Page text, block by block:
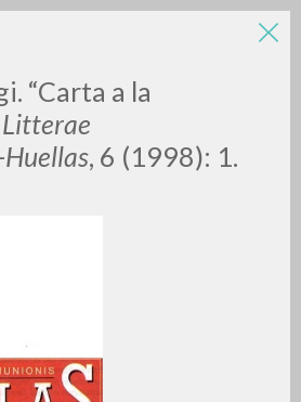
“Carta a la
Litterae
, 6 (1998): 1.
LUIGI